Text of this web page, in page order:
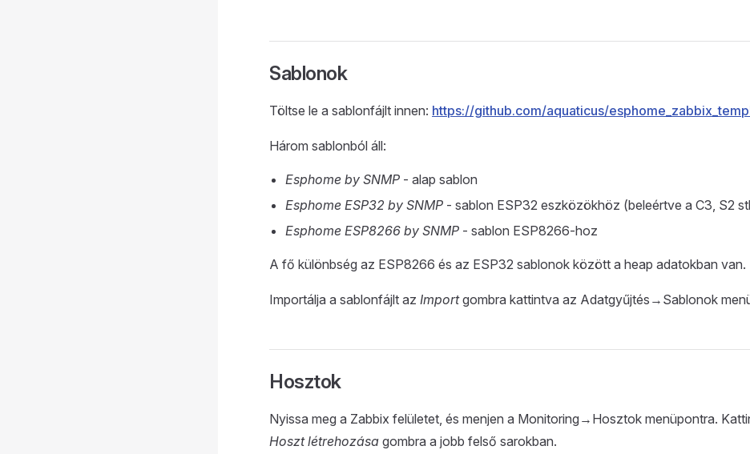
Sablonok
Töltse le a sablonfájlt innen: https://github.com/aquaticus/
Három sablonból áll:
Esphome by SNMP - alap sablon
Esphome ESP32 by SNMP - sablon ESP32 eszközökhöz (beleértve a C3, S2
Esphome ESP8266 by SNMP - sablon ESP8266-hoz
A fő különbség az ESP8266 és az ESP32 sablonok között a heap adatokban van.
Importálja a sablonfájlt az Importgombra kattintva az Adatgyűjtés→Sablonok
Hosztok
Nyissa meg a Zabbix felületet, és menjen a Monitoring→Hosztok menüpontra.
Hoszt létrehozása gombra a jobb felső sarokban.